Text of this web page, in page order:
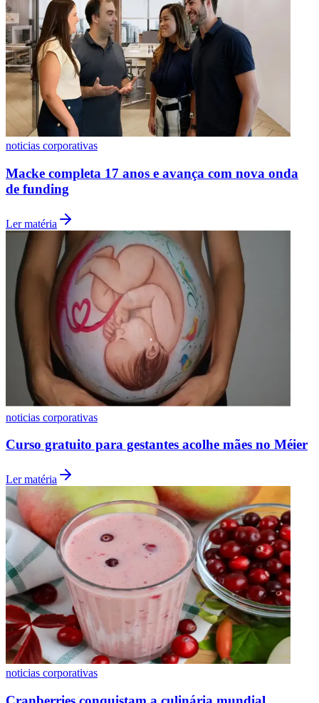
Santos
noticias corporativas
Macke completa 17 anos e avança com nova onda
de funding
Ler matéria
noticias corporativas
Curso gratuito para gestantes acolhe mães no Méier
Ler matéria
noticias corporativas